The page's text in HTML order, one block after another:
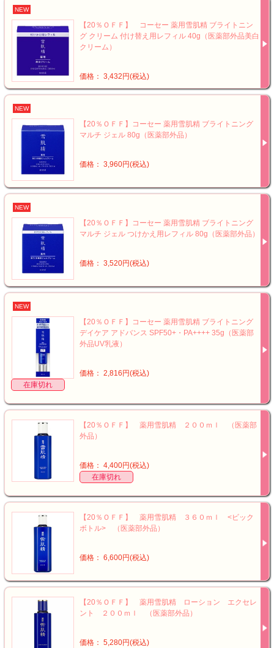
NEW
【20％ＯＦＦ】 コーセー 薬用雪肌精 ブライトニン
グ クリーム 付け替え用レフィル 40g（医薬部外品美白
クリーム）
価格： 3,432円(税込)
NEW
【20％ＯＦＦ】コーセー 薬用雪肌精 ブライトニング
マルチ ジェル 80g（医薬部外品）
価格： 3,960円(税込)
NEW
【20％ＯＦＦ】コーセー 薬用雪肌精 ブライトニング
マルチ ジェル つけかえ用レフィル 80g（医薬部外品）
価格： 3,520円(税込)
NEW
【20％ＯＦＦ】コーセー 薬用雪肌精 ブライトニング
デイケア アドバンス SPF50+・PA++++ 35g（医薬部
外品UV乳液）
価格： 2,816円(税込)
在庫切れ
【20％ＯＦＦ】 薬用雪肌精 ２００ｍｌ （医薬部
外品）
価格： 4,400円(税込)
在庫切れ
【20％ＯＦＦ】 薬用雪肌精 ３６０ｍｌ <ビック
ボトル> （医薬部外品）
価格： 6,600円(税込)
【20％ＯＦＦ】 薬用雪肌精 ローション エクセレ
ント ２００ｍｌ （医薬部外品）
価格： 5,280円(税込)